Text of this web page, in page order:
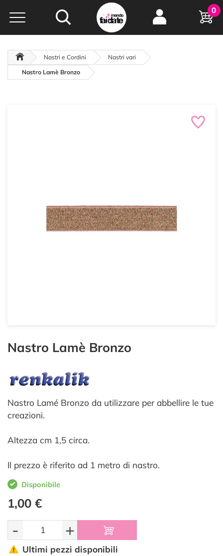
Hobby e
creatività...
oltre 15 anni online
0
Nastri e Cordini
Nastri vari
Nastro Lamè Bronzo
Nastro Lamè Bronzo
Nastro Lamé Bronzo da utilizzare per abbellire le tue
creazioni.
Altezza cm 1,5 circa.
Il prezzo è riferito ad 1 metro di nastro.
Disponibile
1,00 €
- +
Ultimi pezzi disponibili